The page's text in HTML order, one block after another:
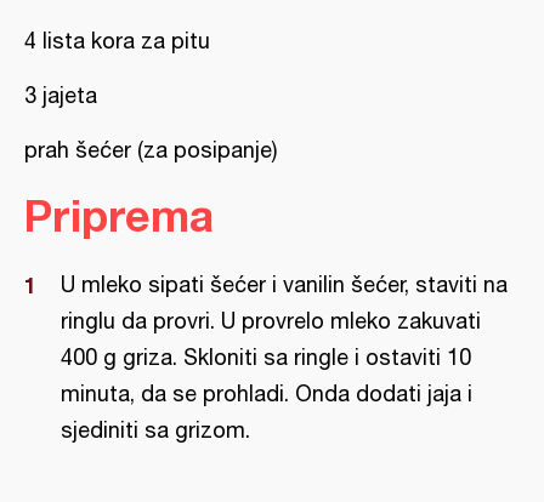
4 lista kora za pitu
3 jajeta
prah šećer (za posipanje)
Priprema
U mleko sipati šećer i vanilin šećer, staviti na
ringlu da provri. U provrelo mleko zakuvati
400 g griza. Skloniti sa ringle i ostaviti 10
minuta, da se prohladi. Onda dodati jaja i
sjediniti sa grizom.